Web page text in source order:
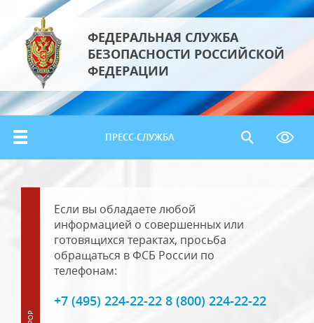
ФЕДЕРАЛЬНАЯ СЛУЖБА
БЕЗОПАСНОСТИ РОССИЙСКОЙ
ФЕДЕРАЦИИ
ПРЕСС-СЛУЖБА
Если вы обладаете любой
информацией о совершенных или
готовящихся терактах, просьба
обращаться в ФСБ России по
телефонам:
+7 (495) 224-22-22 8 (800) 224-22-22